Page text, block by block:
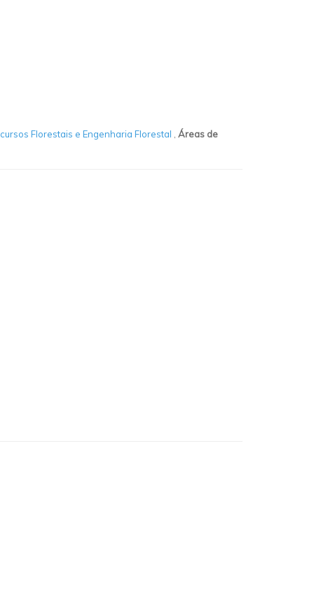
Florestais e Engenharia Florestal
Áreas de